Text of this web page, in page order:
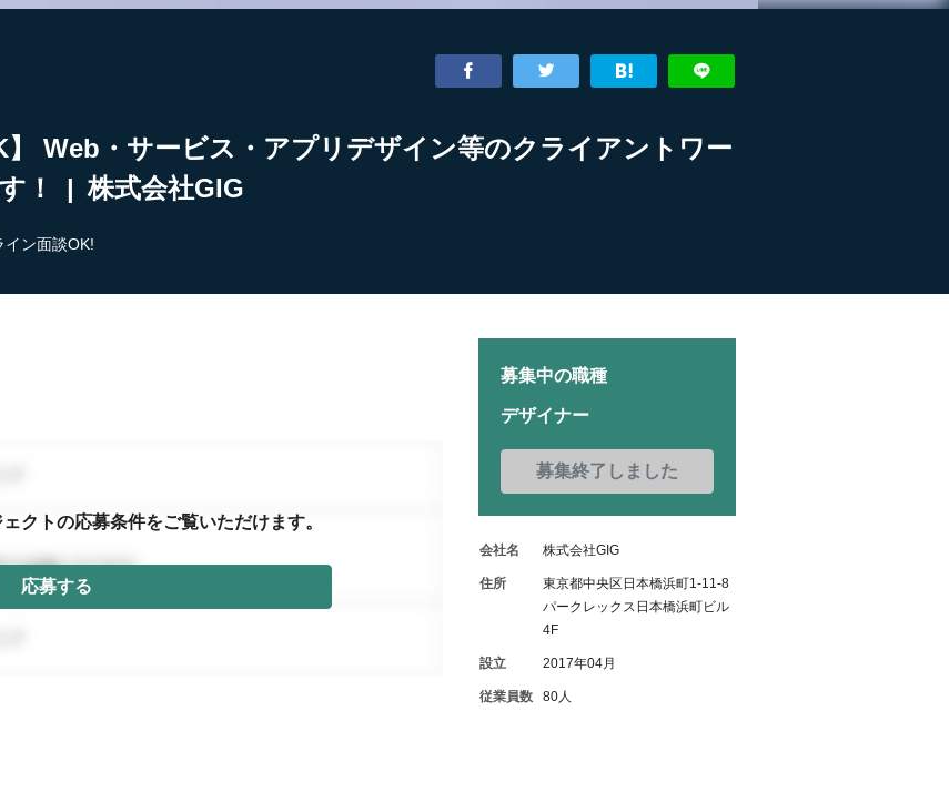
】 Web・サービス・アプリデザイン等のクライアントワー
！ | 株式会社GIG
イン面談OK!
クトの応募条件をご覧いただけます。
応募する
募集中の職種
デザイナー
募集終了しました
会社名 株式会社GIG
住所
東京都中央区日本橋浜町1-11-8
パークレックス日本橋浜町ビル
4F
設立 2017年04月
従業員数 80人